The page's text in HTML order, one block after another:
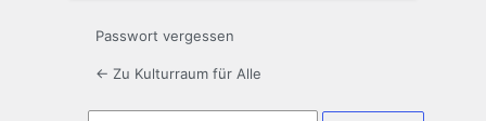
Passwort vergessen
← Zu Kulturraum für Alle